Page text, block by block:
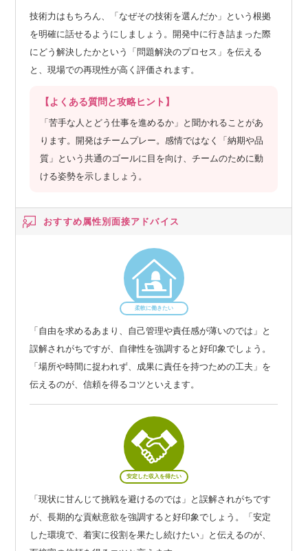
技術力はもちろん、「なぜその技術を選んだか」という根拠
を明確に話せるようにしましょう。開発中に行き詰まった際
にどう解決したかという「問題解決のプロセス」を伝える
と、現場での再現性が高く評価されます。
【よくある質問と攻略ヒント】
「苦手な人とどう仕事を進めるか」と聞かれることがあ
ります。開発はチームプレー。感情ではなく「納期や品
質」という共通のゴールに目を向け、チームのために動
ける姿勢を示しましょう。
おすすめ属性別面接アドバイス
柔軟に働きたい
「自由を求めるあまり、自己管理や責任感が薄いのでは」と
誤解されがちですが、自律性を強調すると好印象でしょう。
「場所や時間に捉われず、成果に責任を持つための工夫」を
伝えるのが、信頼を得るコツといえます。
安定した収入を得たい
「現状に甘んじて挑戦を避けるのでは」と誤解されがちです
が、長期的な貢献意欲を強調すると好印象でしょう。「安定
した環境で、着実に役割を果たし続けたい」と伝えるのが、